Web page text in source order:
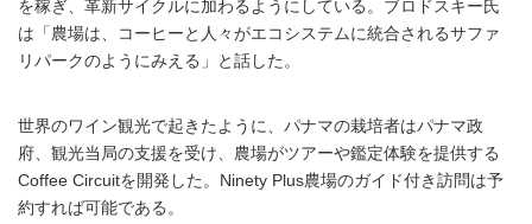
を稼ぎ、革新サイクルに加わるようにしている。ブロドスキー氏
は「農場は、コーヒーと人々がエコシステムに統合されるサファ
リパークのようにみえる」と話した。
世界のワイン観光で起きたように、パナマの栽培者はパナマ政
府、観光当局の支援を受け、農場がツアーや鑑定体験を提供する
Coffee Circuitを開発した。Ninety Plus農場のガイド付き訪問は予
約すれば可能である。